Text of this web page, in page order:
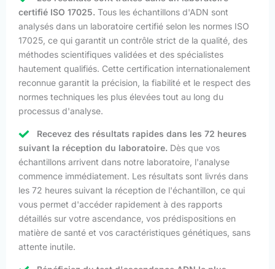
certifié ISO 17025. Tous les échantillons d'ADN sont
analysés dans un laboratoire certifié selon les normes ISO
17025, ce qui garantit un contrôle strict de la qualité, des
méthodes scientifiques validées et des spécialistes
hautement qualifiés. Cette certification internationalement
reconnue garantit la précision, la fiabilité et le respect des
normes techniques les plus élevées tout au long du
processus d'analyse.
Recevez des résultats rapides dans les 72 heures
suivant la réception du laboratoire. Dès que vos
échantillons arrivent dans notre laboratoire, l'analyse
commence immédiatement. Les résultats sont livrés dans
les 72 heures suivant la réception de l'échantillon, ce qui
vous permet d'accéder rapidement à des rapports
détaillés sur votre ascendance, vos prédispositions en
matière de santé et vos caractéristiques génétiques, sans
attente inutile.